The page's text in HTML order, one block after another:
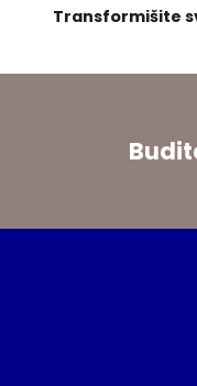
Transformišite